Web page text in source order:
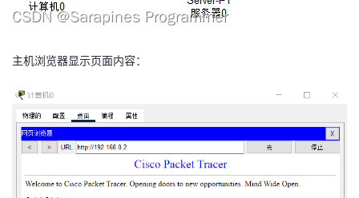
​主机浏览器显示页面内容：